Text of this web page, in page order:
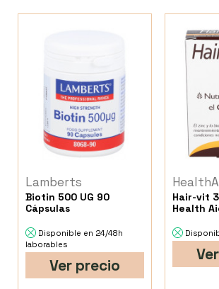
Lamberts
Biotin 500 UG 90
Cápsulas
Disponible en 24/48h
laborables
Ver precio
Hair-vit
Health